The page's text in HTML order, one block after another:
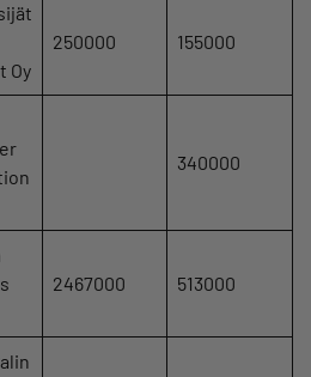
Oy
250000 155000
340000
2467000 513000